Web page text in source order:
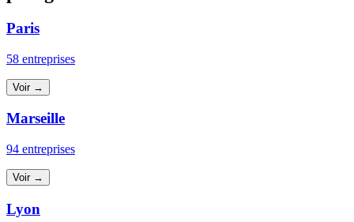
Paris
58 entreprises
Voir →
Marseille
94 entreprises
Voir →
Lyon